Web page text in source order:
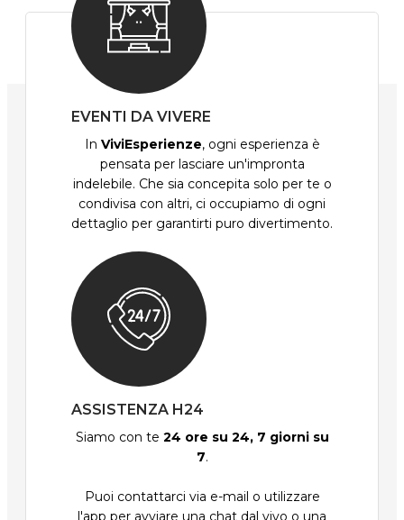
EVENTI DA VIVERE
In ViviEsperienze, ogni esperienza è
pensata per lasciare un'impronta
indelebile. Che sia concepita solo per te o
condivisa con altri, ci occupiamo di ogni
dettaglio per garantirti puro divertimento.
ASSISTENZA H24
Siamo con te 24 ore su 24, 7 giorni su
7.
Puoi contattarci via e-mail o utilizzare
l'app per avviare una chat dal vivo o una